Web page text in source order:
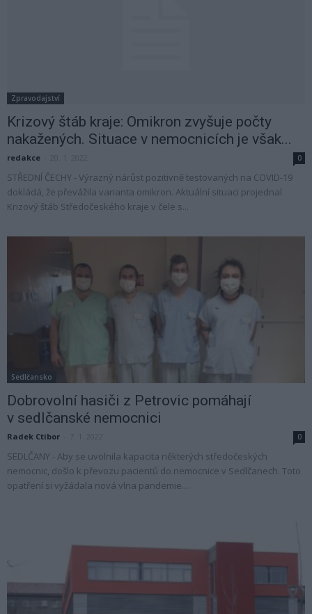
Zpravodajství
Krizový štáb kraje: Omikron zvyšuje počty
nakažených. Situace v nemocnicích je však...
redakce 0
STŘEDNÍ ČECHY - Výrazný nárůst pozitivně testovaných na COVID-19
dokládá, že převážila varianta omikron. Aktuální situaci projednal
Krizový štáb Středočeského kraje v čele s...
Sedlčansko
Dobrovolní hasiči z Petrovic pomáhají
v sedlčanské nemocnici
Radek Ctibor 0
SEDLČANY - Aby se uvolnila kapacita některých středočeských
nemocnic, došlo k převozu pacientů do nemocnice v Sedlčanech. Toto
opatření si vyžádala nová vlna pandemie....